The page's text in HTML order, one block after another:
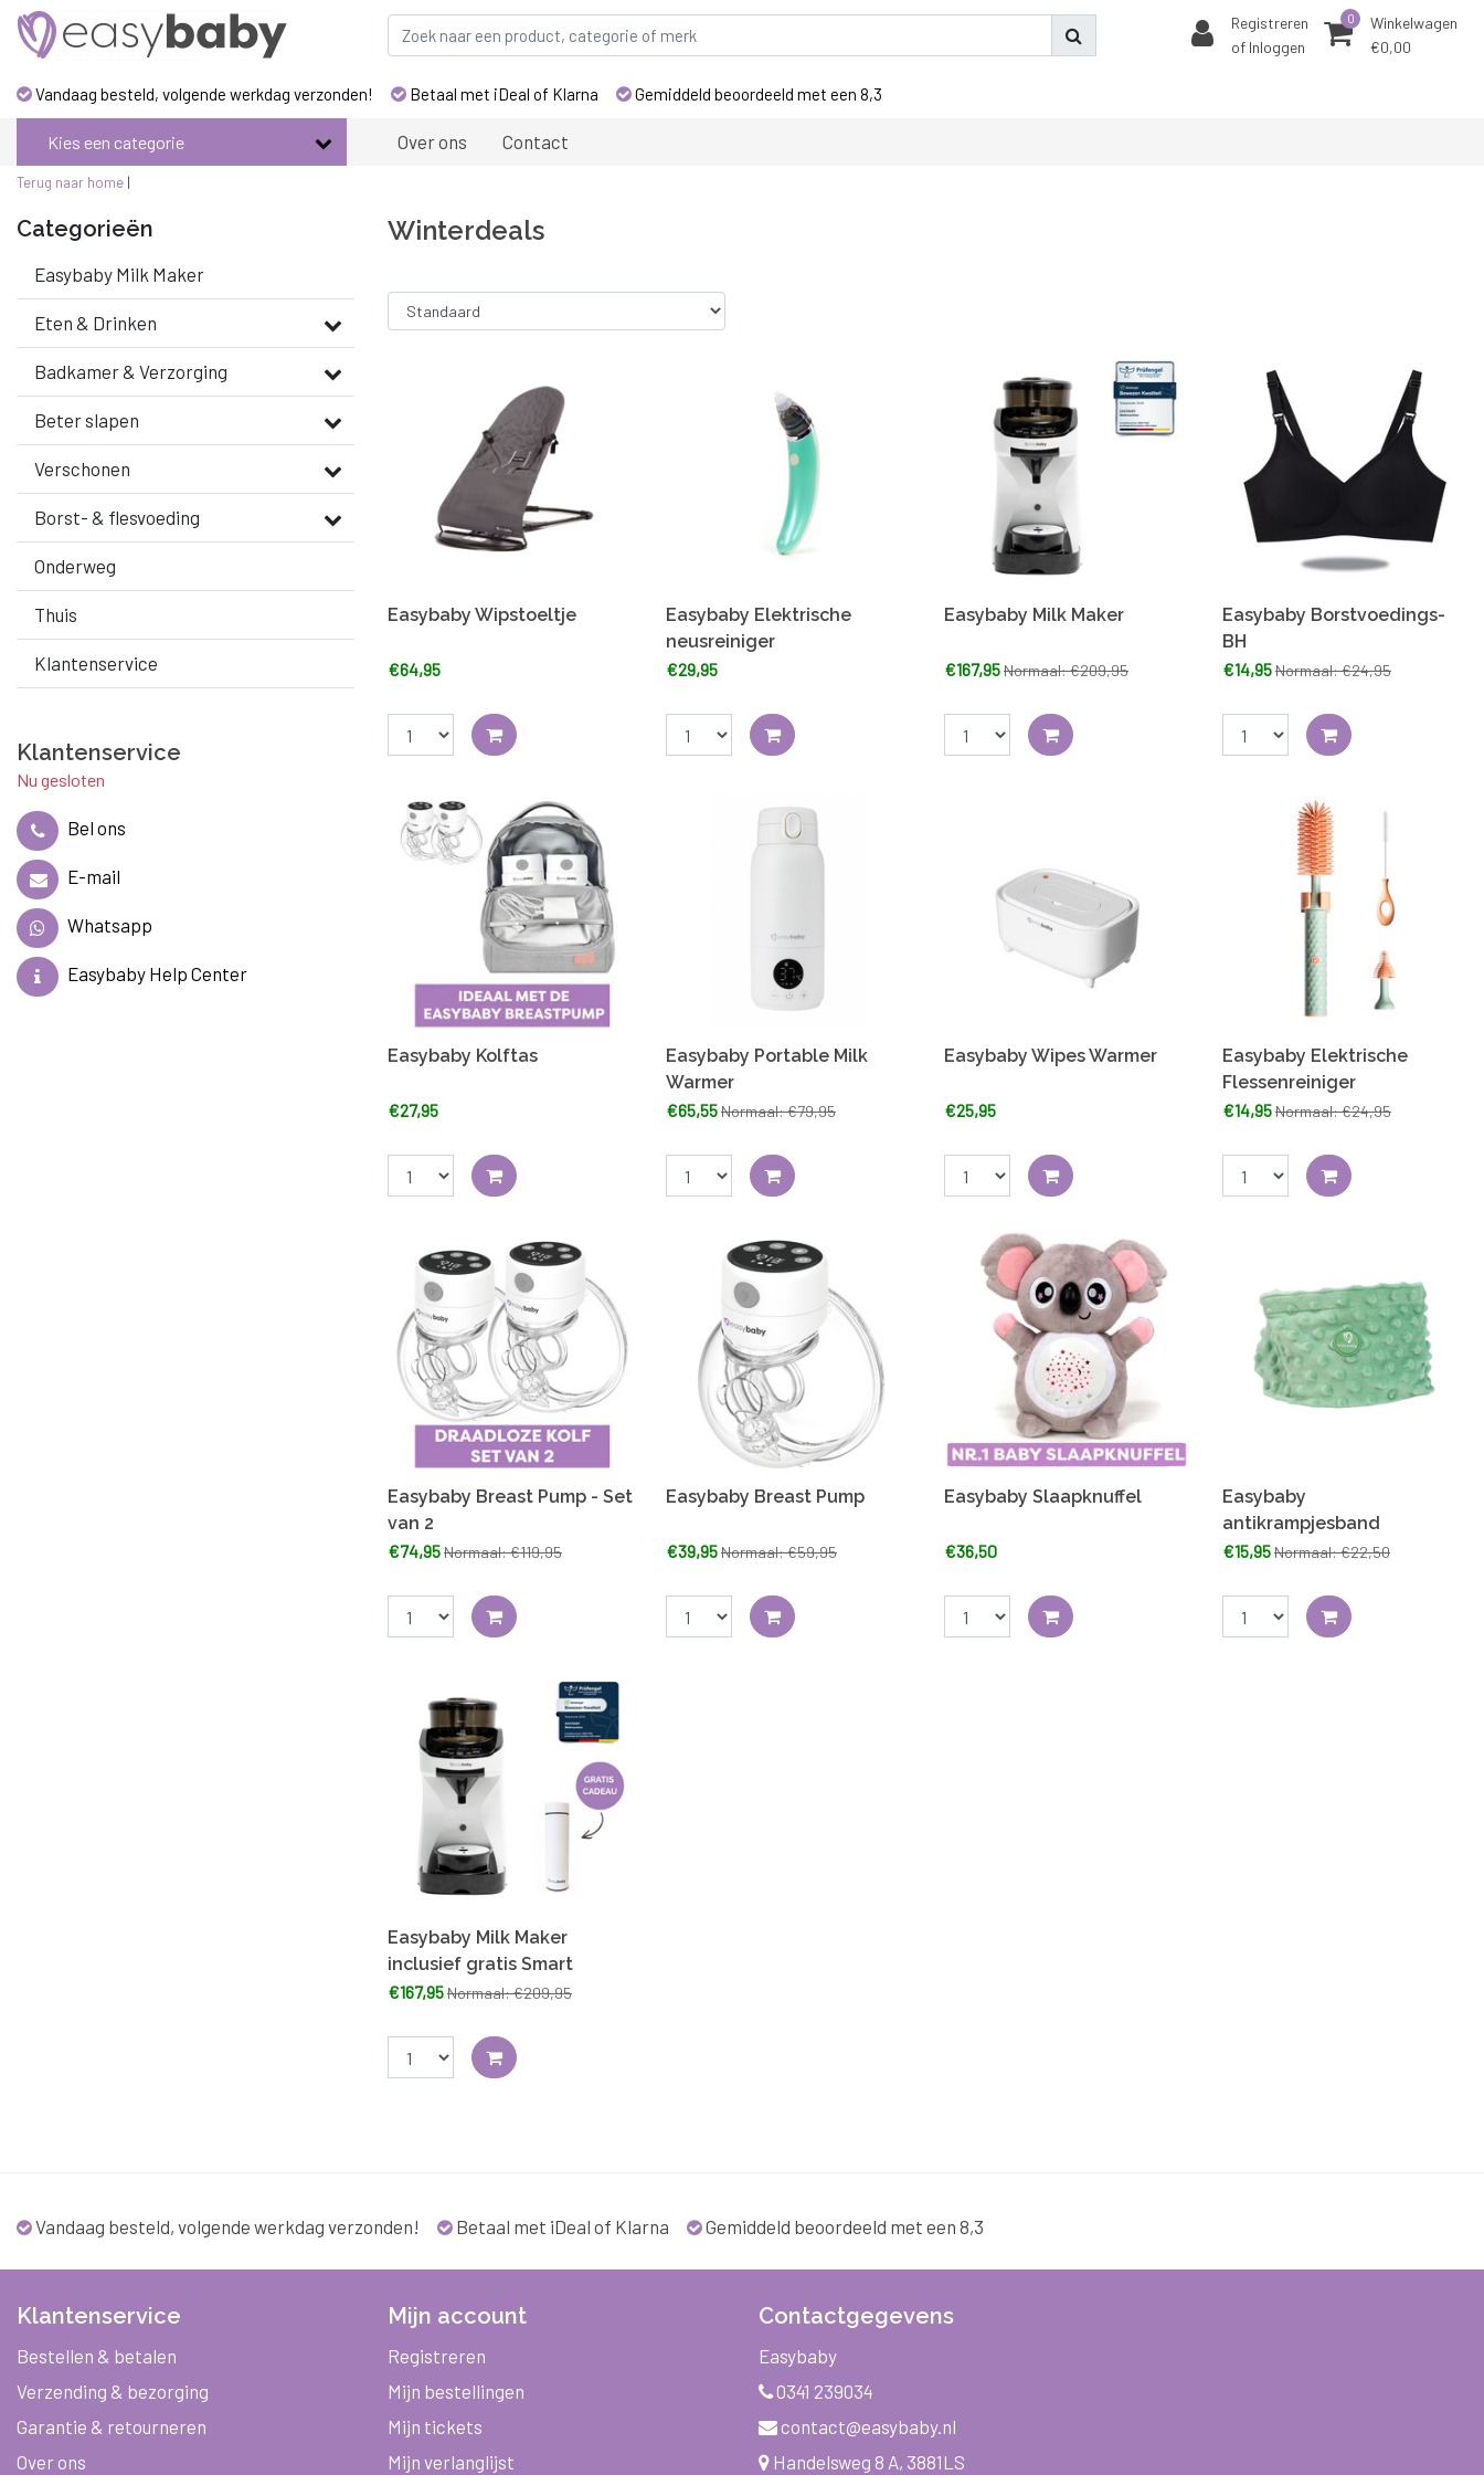
Registreren
of Inloggen
0
Winkelwagen
€0,00
Vandaag besteld, volgende werkdag verzonden! Betaal met iDeal of Klarna Gemiddeld beoordeeld met een 8,3
Kies een categorie Over ons Contact
Terug naar home |
Categorieën
Easybaby Milk Maker
Eten & Drinken
Badkamer & Verzorging
Beter slapen
Verschonen
Borst- & flesvoeding
Onderweg
Thuis
Klantenservice
Klantenservice
Nu gesloten
Bel ons
E-mail
Whatsapp
Easybaby Help Center
Winterdeals
Easybaby Wipstoeltje
€64,95
Easybaby Elektrische
neusreiniger
€29,95
Easybaby Milk Maker
€167,95Normaal: €209,95
Easybaby Borstvoedings-
BH
€14,95Normaal: €24,95
Easybaby Kolftas
€27,95
Easybaby Portable Milk
Warmer
€65,55Normaal: €79,95
Easybaby Wipes Warmer
€25,95
Easybaby Elektrische
Flessenreiniger
€14,95Normaal: €24,95
Easybaby Breast Pump - Set
van 2
€74,95Normaal: €119,95
Easybaby Breast Pump
€39,95Normaal: €59,95
Easybaby Slaapknuffel
€36,50
Easybaby
antikrampjesband
€15,95Normaal: €22,50
Easybaby Milk Maker
inclusief gratis Smart
Thermos Bottle
€167,95Normaal: €209,95
Vandaag besteld, volgende werkdag verzonden! Betaal met iDeal of Klarna Gemiddeld beoordeeld met een 8,3
Klantenservice
Bestellen & betalen
Verzending & bezorging
Garantie & retourneren
Over ons
Mijn account
Registreren
Mijn bestellingen
Mijn tickets
Mijn verlanglijst
Contactgegevens
Easybaby
0341 239034
contact@easybaby.nl
Handelsweg 8 A, 3881LS